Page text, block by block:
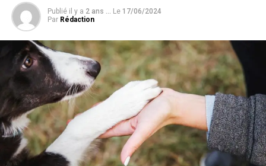
Publié il y a 2 ans ... Le 17/06/2024
Par Rédaction